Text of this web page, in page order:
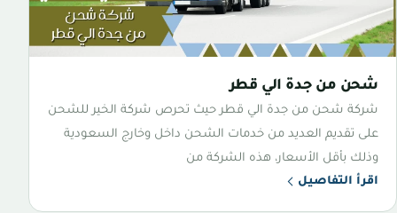
شحن من جدة الي قطر
شركة شحن من جدة الي قطر حيث تحرص شركة الخير للشحن
على تقديم العديد من خدمات الشحن داخل وخارج السعودية
وذلك بأقل الأسعار، هذه الشركة من
اقرأ التفاصيل